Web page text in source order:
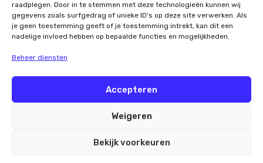
raadplegen. Door in te stemmen met deze technologieën kunnen wij
gegevens zoals surfgedrag of unieke ID's op deze site verwerken. Als
je geen toestemming geeft of je toestemming intrekt, kan dit een
nadelige invloed hebben op bepaalde functies en mogelijkheden.
Beheer diensten
Accepteren
Weigeren
Bekijk voorkeuren
Speciale openingstijden
Contact
Alle rechten voorbehouden 2026.